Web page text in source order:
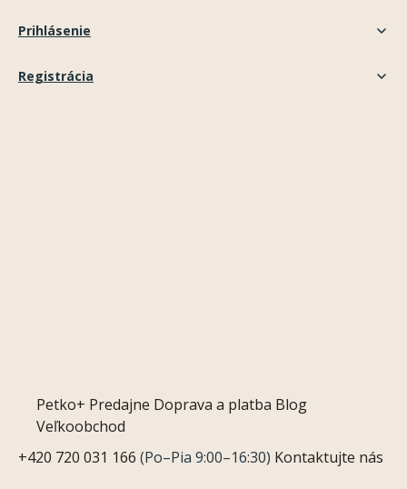
Prihlásenie
Registrácia
Petko+ Predajne Doprava a platba Blog
Veľkoobchod
+420 720 031 166 (Po–Pia 9:00–16:30) Kontaktujte nás